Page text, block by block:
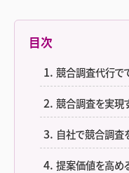
目次
競合調査代行で
競合調査を実現
自社で競合調査
提案価値を高め